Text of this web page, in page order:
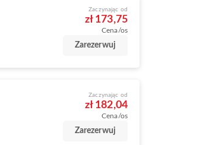
Zaczynając od
zł 173,75
Cena/os
Zarezerwuj
Zaczynając od
zł 182,04
Cena/os
Zarezerwuj